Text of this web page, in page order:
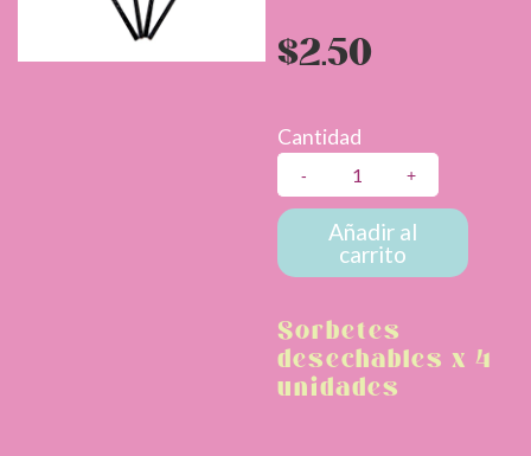
$2.50
Cantidad
desechables
de
unidades
cantidad
Añadir al
carrito
Sorbetes
desechables x 4
unidades